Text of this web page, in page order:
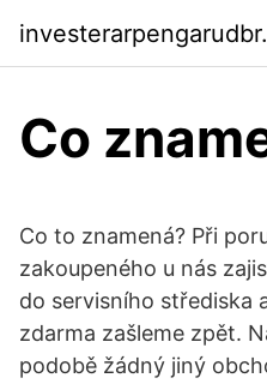
Co
Co to znamená? Při
zakoupeného u nás
do servisního střediska
zdarma zašleme zpět.
podobě žádný jiný